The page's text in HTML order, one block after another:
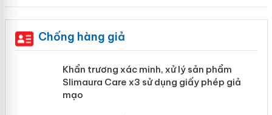
Chống hàng giả
Khẩn trương xác minh, xử lý sản phẩm
Slimaura Care x3 sử dụng giấy phép